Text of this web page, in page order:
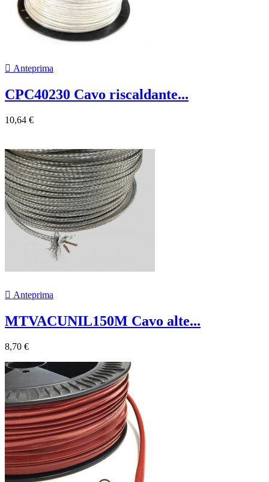
 Anteprima
CPC40230 Cavo riscaldante...
10,64 €
 Anteprima
MTVACUNIL150M Cavo alte...
8,70 €